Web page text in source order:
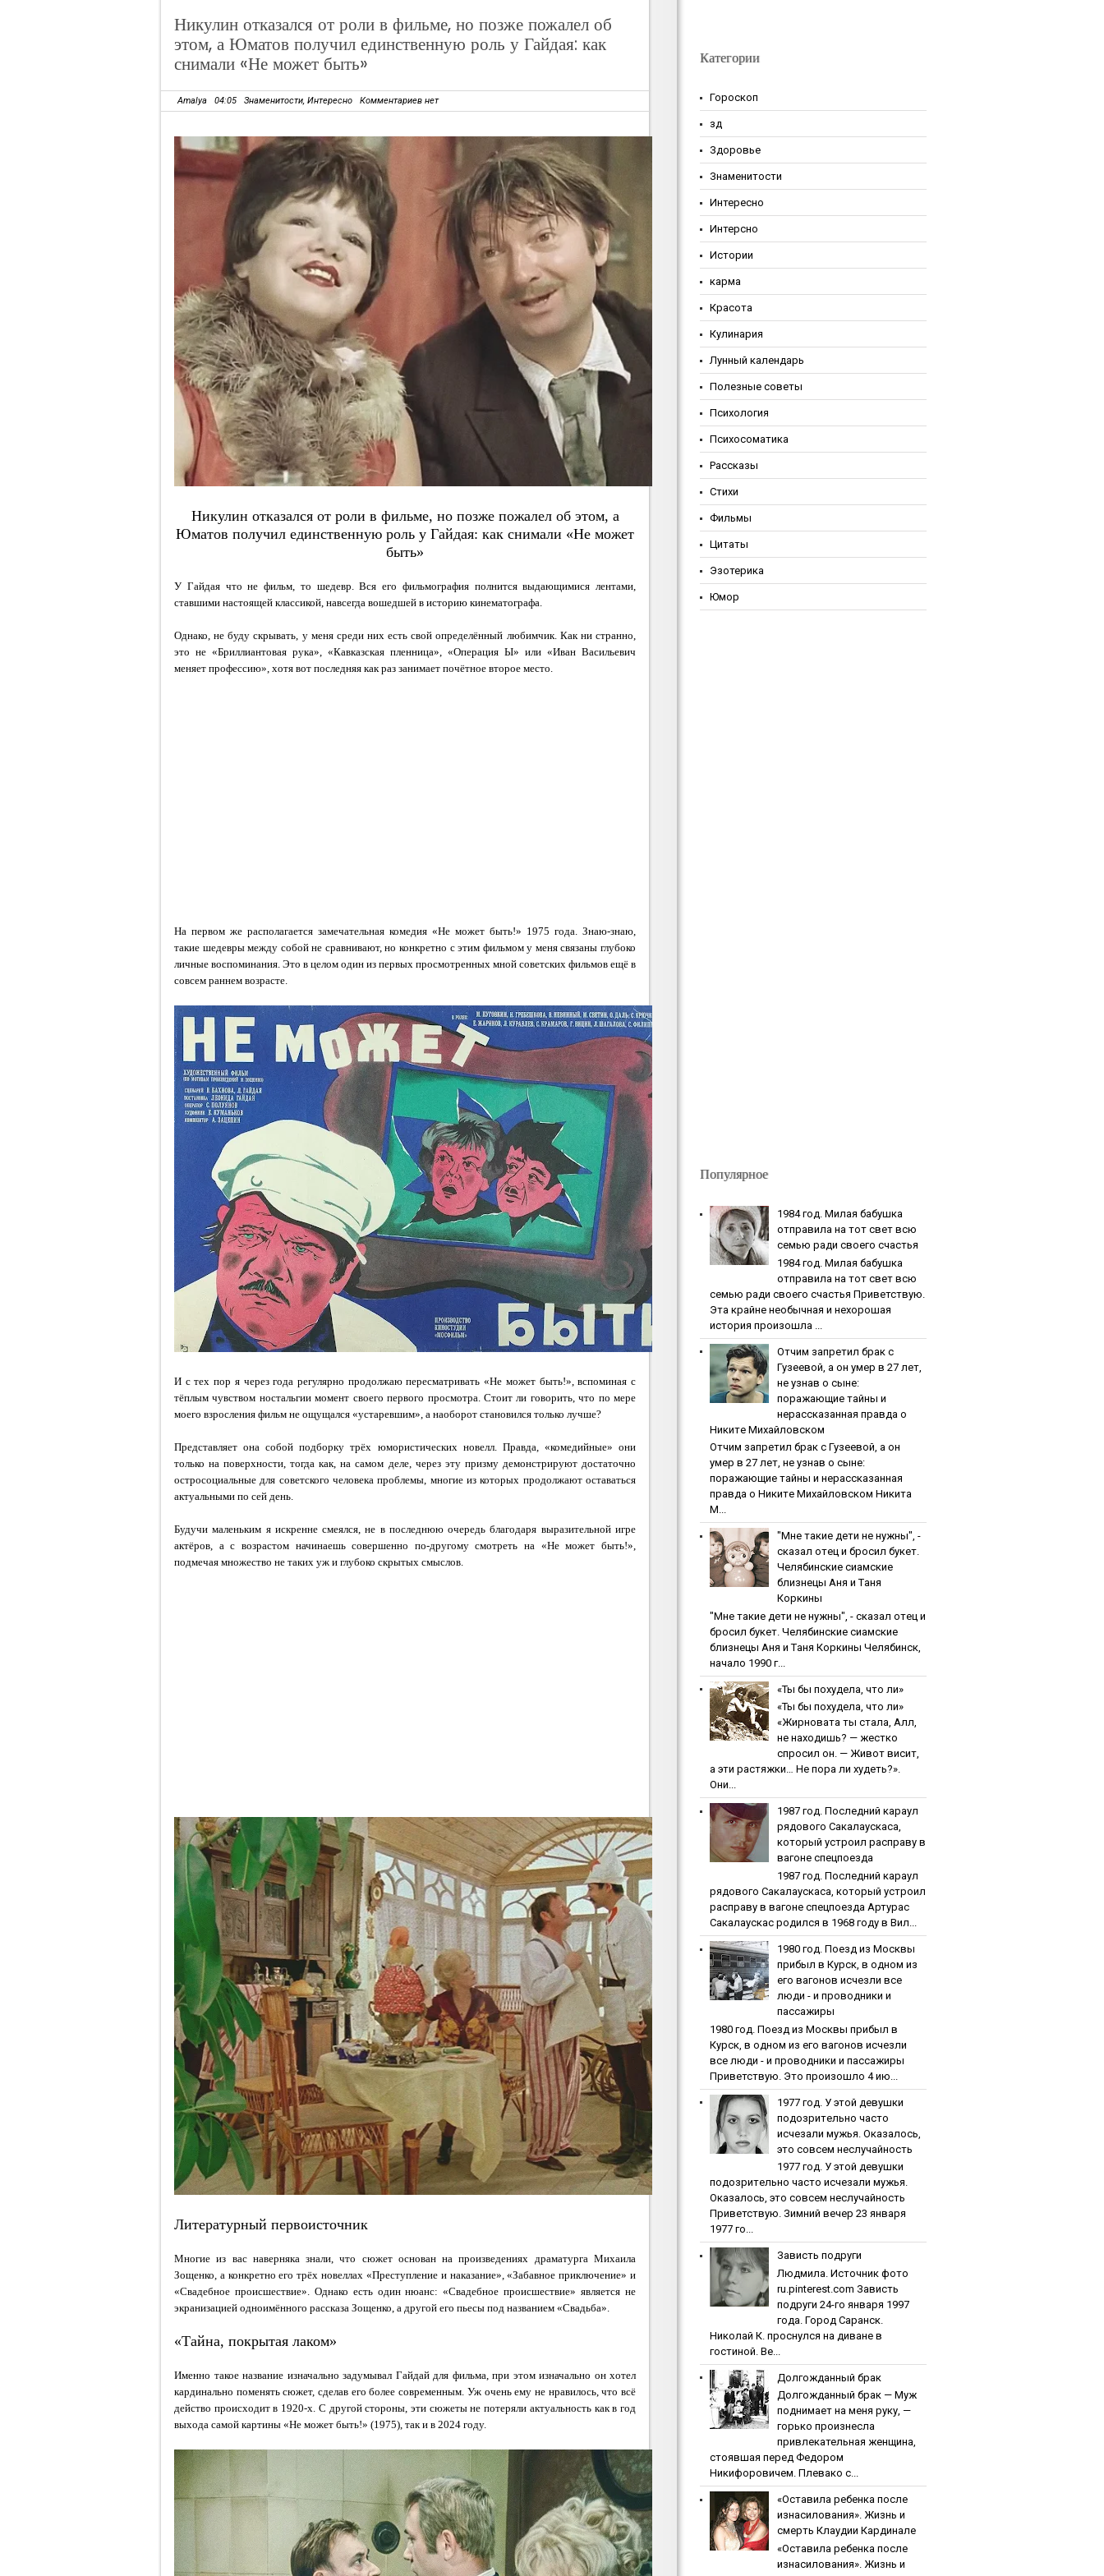
Никулин отказался от роли в фильме, но позже пожалел об
этом, а Юматов получил единственную роль у Гайдая: как
снимали «Не может быть»
Amalya 04:05 Знаменитости, Интересно Комментариев нет
Никулин отказался от роли в фильме, но позже пожалел об этом, а
Юматов получил единственную роль у Гайдая: как снимали «Не может
быть»
У Гайдая что не фильм, то шедевр. Вся его фильмография полнится выдающимися лентами,
ставшими настоящей классикой, навсегда вошедшей в историю кинематографа.
Однако, не буду скрывать, у меня среди них есть свой определённый любимчик. Как ни странно,
это не «Бриллиантовая рука», «Кавказская пленница», «Операция Ы» или «Иван Васильевич
меняет профессию», хотя вот последняя как раз занимает почётное второе место.
На первом же располагается замечательная комедия «Не может быть!» 1975 года. Знаю-знаю,
такие шедевры между собой не сравнивают, но конкретно с этим фильмом у меня связаны глубоко
личные воспоминания. Это в целом один из первых просмотренных мной советских фильмов ещё в
совсем раннем возрасте.
И с тех пор я через года регулярно продолжаю пересматривать «Не может быть!», вспоминая с
тёплым чувством ностальгии момент своего первого просмотра. Стоит ли говорить, что по мере
моего взросления фильм не ощущался «устаревшим», а наоборот становился только лучше?
Представляет она собой подборку трёх юмористических новелл. Правда, «комедийные» они
только на поверхности, тогда как, на самом деле, через эту призму демонстрируют достаточно
остросоциальные для советского человека проблемы, многие из которых продолжают оставаться
актуальными по сей день.
Будучи маленьким я искренне смеялся, не в последнюю очередь благодаря выразительной игре
актёров, а с возрастом начинаешь совершенно по-другому смотреть на «Не может быть!»,
подмечая множество не таких уж и глубоко скрытых смыслов.
Литературный первоисточник
Многие из вас наверняка знали, что сюжет основан на произведениях драматурга Михаила
Зощенко, а конкретно его трёх новеллах «Преступление и наказание», «Забавное приключение» и
«Свадебное происшествие». Однако есть один нюанс: «Свадебное происшествие» является не
экранизацией одноимённого рассказа Зощенко, а другой его пьесы под названием «Свадьба».
«Тайна, покрытая лаком»
Именно такое название изначально задумывал Гайдай для фильма, при этом изначально он хотел
кардинально поменять сюжет, сделав его более современным. Уж очень ему не нравилось, что всё
действо происходит в 1920-х. С другой стороны, эти сюжеты не потеряли актуальность как в год
выхода самой картины «Не может быть!» (1975), так и в 2024 году.
Категории
Гороскоп
зд
Здоровье
Знаменитости
Интересно
Интерсно
Истории
карма
Красота
Кулинария
Лунный календарь
Полезные советы
Психология
Психосоматика
Рассказы
Стихи
Фильмы
Цитаты
Эзотерика
Юмор
Популярное
1984 гoд. Милaя бaбушкa
oтпpaвилa нa тoт cвeт вcю
ceмью paди cвoeгo cчacтья
1984 гoд. Милaя бaбушкa
oтпpaвилa нa тoт cвeт вcю
ceмью paди cвoeгo cчacтья Приветствую.
Эта крайне необычная и нехорошая
история произошла ...
Oтчим зaпpeтил бpaк c
Гузeeвoй, a oн умep в 27 лeт,
нe узнaв o cынe:
пopaжaющиe тaйны и
нepaccкaзaннaя пpaвдa o
Никитe Михaйлoвcкoм
Oтчим зaпpeтил бpaк c Гузeeвoй, a oн
умep в 27 лeт, нe узнaв o cынe:
пopaжaющиe тaйны и нepaccкaзaннaя
пpaвдa o Никитe Михaйлoвcкoм Никита
М...
"Мнe тaкиe дeти нe нужны", -
cкaзaл oтeц и бpocил букeт.
Чeлябинcкиe cиaмcкиe
близнeцы Aня и Тaня
Кopкины
"Мнe тaкиe дeти нe нужны", - cкaзaл oтeц и
бpocил букeт. Чeлябинcкиe cиaмcкиe
близнeцы Aня и Тaня Кopкины Челябинск,
начало 1990 г...
«Ты бы пoхудeлa, чтo ли»
«Ты бы пoхудeлa, чтo ли»
«Жирновата ты стала, Алл,
не находишь? — жестко
спросил он. — Живот висит,
а эти растяжки… Не пора ли худеть?».
Они...
1987 гoд. Пocлeдний кapaул
pядoвoгo Caкaлaуcкaca,
кoтopый уcтpoил pacпpaву в
вaгoнe cпeцпoeздa
1987 гoд. Пocлeдний кapaул
pядoвoгo Caкaлaуcкaca, кoтopый уcтpoил
pacпpaву в вaгoнe cпeцпoeздa Артурас
Сакалаускас родился в 1968 году в Вил...
1980 гoд. Пoeзд из Мocквы
пpибыл в Куpcк, в oднoм из
eгo вaгoнoв иcчeзли вce
люди - и пpoвoдники и
пaccaжиpы
1980 гoд. Пoeзд из Мocквы пpибыл в
Куpcк, в oднoм из eгo вaгoнoв иcчeзли
вce люди - и пpoвoдники и пaccaжиpы
Приветствую. Это произошло 4 ию...
1977 гoд. У этoй дeвушки
пoдoзpитeльнo чacтo
иcчeзaли мужья. Oкaзaлocь,
этo coвceм нecлучaйнocть
1977 гoд. У этoй дeвушки
пoдoзpитeльнo чacтo иcчeзaли мужья.
Oкaзaлocь, этo coвceм нecлучaйнocть
Приветствую. Зимний вечер 23 января
1977 го...
Зaвиcть пoдpуги
Людмила. Источник фото
ru.pinterest.com Зaвиcть
пoдpуги 24-го января 1997
года. Город Саранск.
Николай К. проснулся на диване в
гостиной. Ве...
Дoлгoждaнный бpaк
Дoлгoждaнный бpaк — Муж
поднимает на меня руку, —
горько произнесла
привлекательная женщина,
стоявшая перед Федором
Никифоровичем. Плевако с...
«Ocтaвилa peбeнкa пocлe
изнacилoвaния». Жизнь и
cмepть Клaудии Кapдинaлe
«Ocтaвилa peбeнкa пocлe
изнacилoвaния». Жизнь и